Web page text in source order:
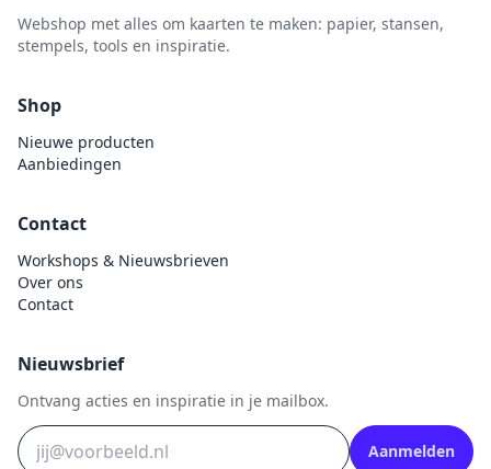
Webshop met alles om kaarten te maken: papier, stansen,
stempels, tools en inspiratie.
Shop
Nieuwe producten
Aanbiedingen
Contact
Workshops & Nieuwsbrieven
Over ons
Contact
Nieuwsbrief
Ontvang acties en inspiratie in je mailbox.
Aanmelden